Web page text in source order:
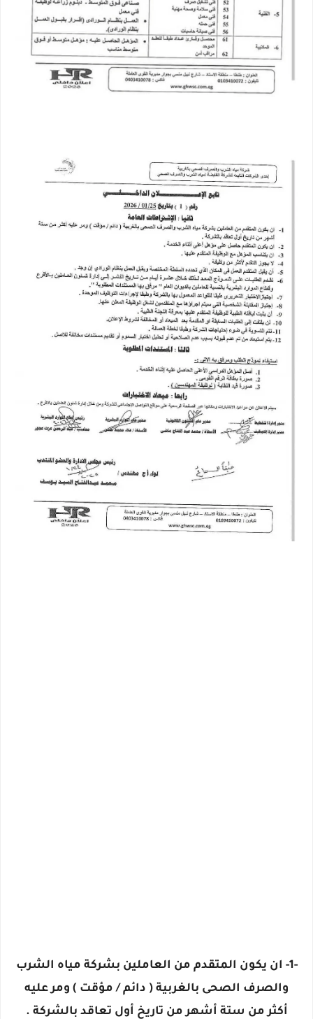
-1- ان يكون المتقدم من العاملين بشركة مياه الشرب
والصرف الصحى بالغربية ( دائم / مؤقت ) ومر عليه
أكثر من ستة أشهر من تاريخ أول تعاقد بالشركة .